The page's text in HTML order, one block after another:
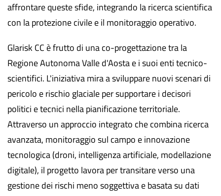
affrontare queste sfide, integrando la ricerca scientifica
con la protezione civile e il monitoraggio operativo.
Glarisk CC è frutto di una co-progettazione tra la
Regione Autonoma Valle d'Aosta e i suoi enti tecnico-
scientifici. L'iniziativa mira a sviluppare nuovi scenari di
pericolo e rischio glaciale per supportare i decisori
politici e tecnici nella pianificazione territoriale.
Attraverso un approccio integrato che combina ricerca
avanzata, monitoraggio sul campo e innovazione
tecnologica (droni, intelligenza artificiale, modellazione
digitale), il progetto lavora per transitare verso una
gestione dei rischi meno soggettiva e basata su dati